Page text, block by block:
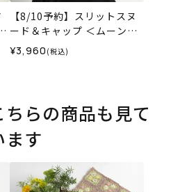
【8/10予約】スリットスヌ
ード＆キャップ ＜ムーンラ
イトキッス07L＞（編み物
材料セット）
¥3,960 (税込)
らの商品も見て
ます